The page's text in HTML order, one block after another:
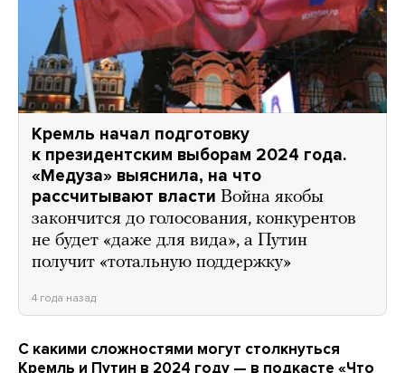
Кремль начал подготовку
к президентским выборам 2024 года.
«Медуза» выяснила, на что
рассчитывают власти Война якобы
закончится до голосования, конкурентов
не будет «даже для вида», а Путин
получит «тотальную поддержку»
4 года назад
С какими сложностями могут столкнуться
Кремль и Путин в 2024 году — в подкасте «Что